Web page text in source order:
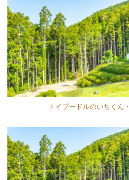
トイプードルのいちくん